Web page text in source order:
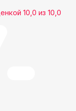
10,0 из 10,0